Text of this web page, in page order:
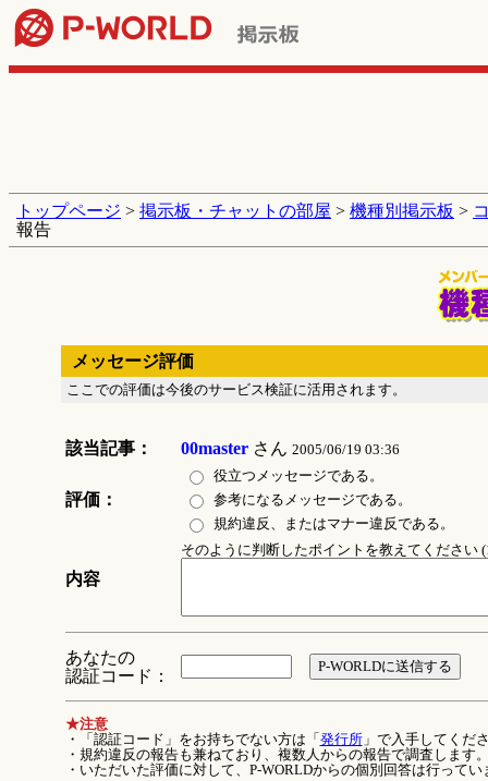
トップページ > 掲示板・チャットの部屋 > 機種別掲示板 >
報告
メッセージ評価
ここでの評価は今後のサービス検証に活用されます。
該当記事： 00masterさん 2005/06/19 03:36
評価：
役立つメッセージである。
参考になるメッセージである。
規約違反、またはマナー違反である。
内容
そのように判断したポイントを教えてください
あなたの
認証コード：
★注意
・「認証コード」をお持ちでない方は「 発行所」で入手してくだ
・規約違反の報告も兼ねており、複数人からの報告で調査します
・いただいた評価に対して、P-WORLDからの個別回答は行ってい